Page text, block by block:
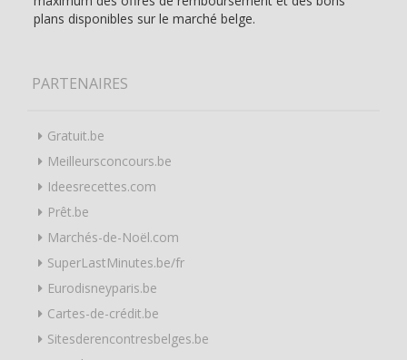
plans disponibles sur le marché belge.
PARTENAIRES
Gratuit.be
Meilleursconcours.be
Ideesrecettes.com
Prêt.be
Marchés-de-Noël.com
SuperLastMinutes.be/fr
Eurodisneyparis.be
Cartes-de-crédit.be
Sitesderencontresbelges.be